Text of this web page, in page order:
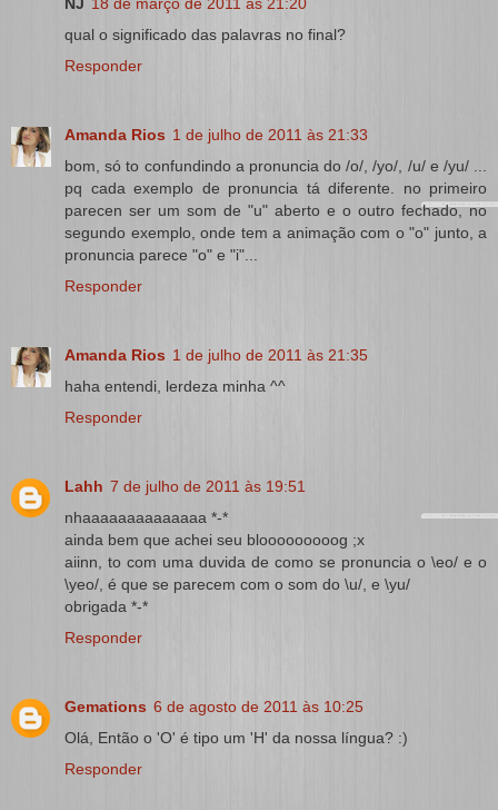
qual o significado das palavras no final?
Responder
Amanda Rios 1 de julho de 2011 às 21:33
bom, só to confundindo a pronuncia do /o/, /yo/, /u/ e /yu/ ...
pq cada exemplo de pronuncia tá diferente. no primeiro
parecen ser um som de "u" aberto e o outro fechado, no
segundo exemplo, onde tem a animação com o "o" junto, a
pronuncia parece "o" e "i"...
Responder
Amanda Rios 1 de julho de 2011 às 21:35
haha entendi, lerdeza minha ^^
Responder
Lahh 7 de julho de 2011 às 19:51
nhaaaaaaaaaaaaaa *-*
ainda bem que achei seu blooooooooog ;x
aiinn, to com uma duvida de como se pronuncia o \eo/ e o
\yeo/, é que se parecem com o som do \u/, e \yu/
obrigada *-*
Responder
Gemations 6 de agosto de 2011 às 10:25
Olá, Então o 'O' é tipo um 'H' da nossa língua? :)
Responder